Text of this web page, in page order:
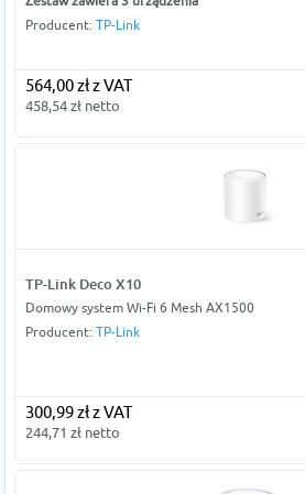
Producent: TP-Link
564,00 zł z VAT
458,54 zł netto
TP-Link Deco X10
Domowy system Wi-Fi 6 Mesh AX1500
Producent: TP-Link
300,99 zł z VAT
244,71 zł netto